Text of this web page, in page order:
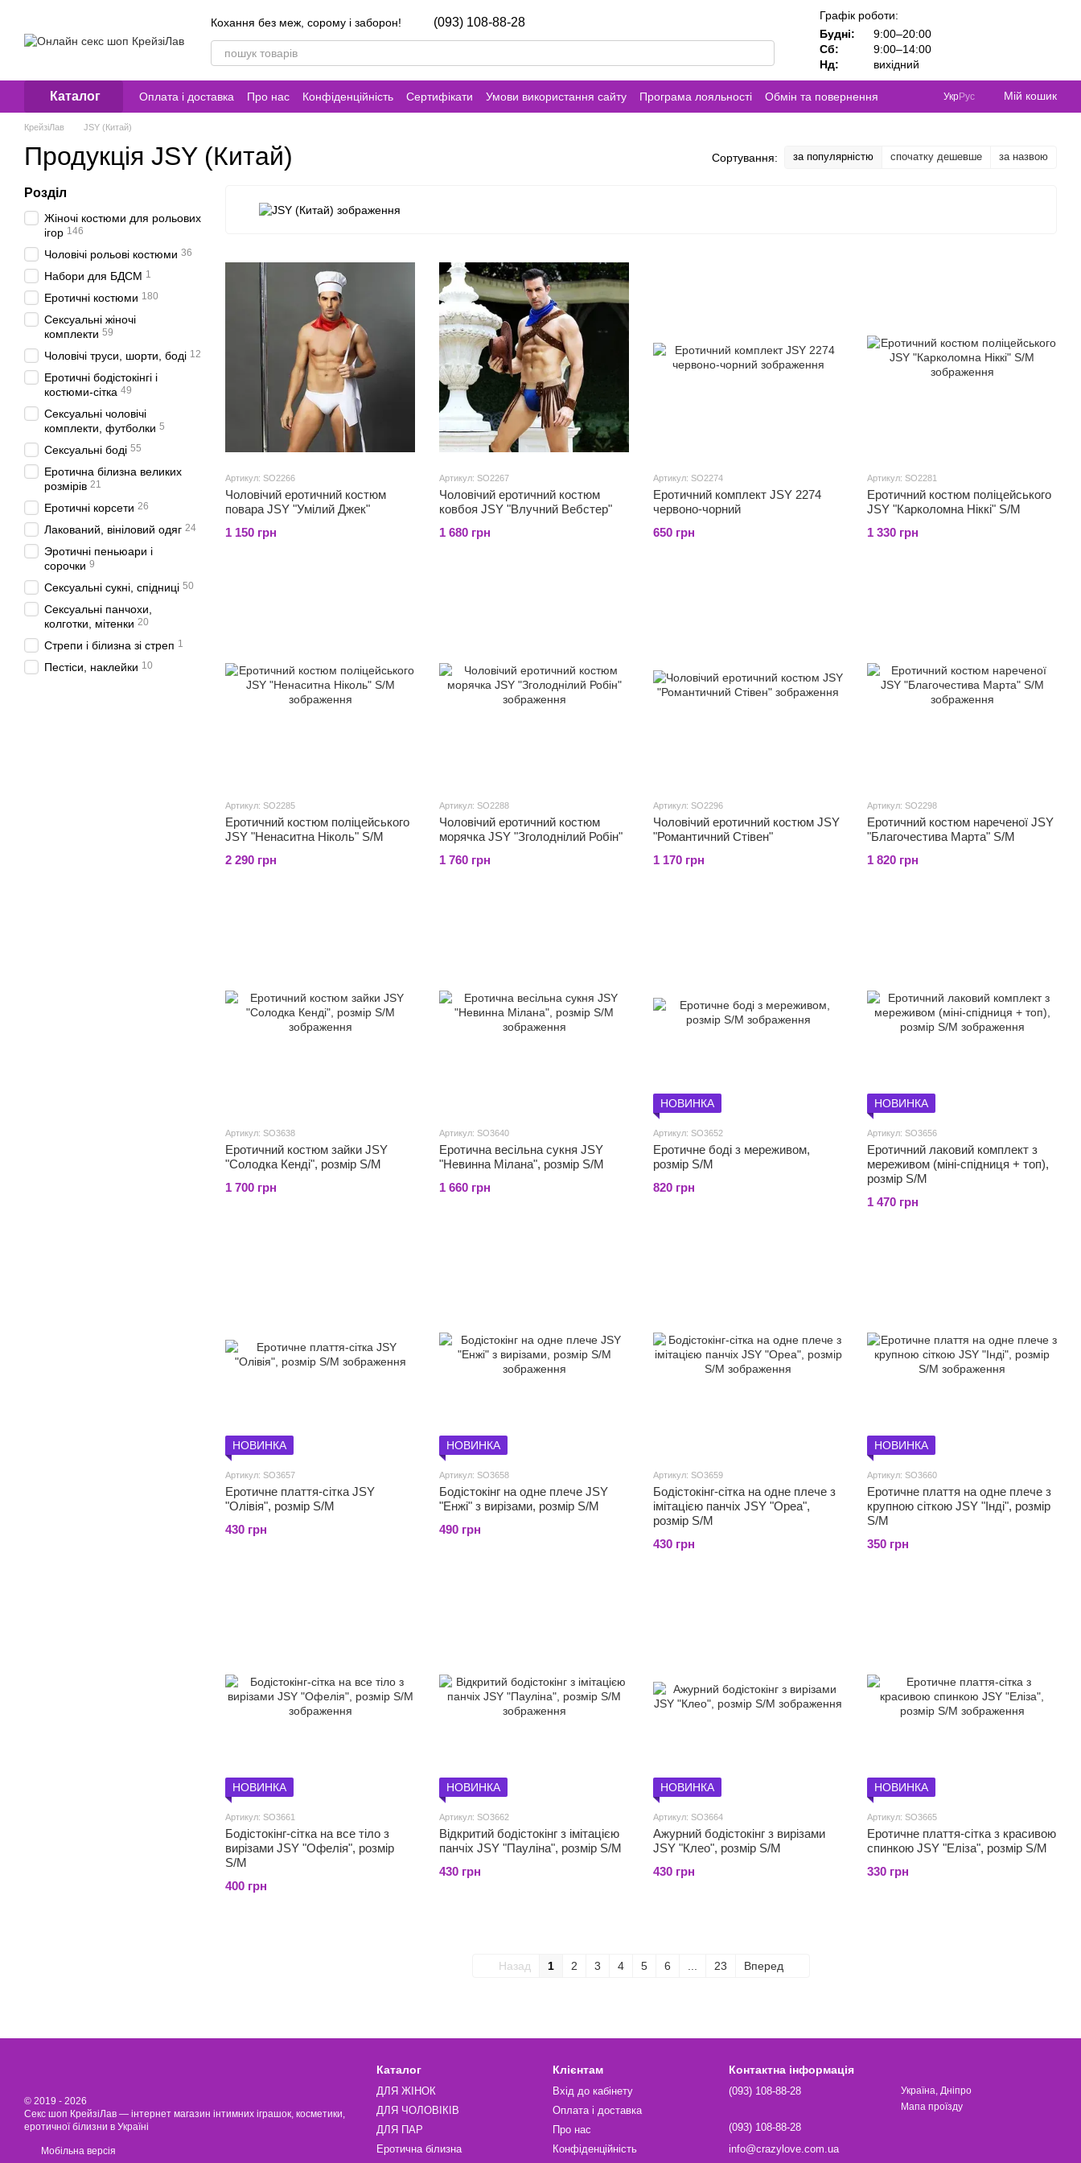
Кохання без меж, сорому і заборон!
(093) 108-88-28
Графік роботи:
Будні:
9:00–20:00
Сб:
9:00–14:00
Нд:
вихідний
Каталог Оплата і доставка Про нас Конфіденційність Сертифікати Умови використання сайту Програма лояльності
Обмін та повернення
Контакти
УкрРус Мій кошик
КрейзіЛав JSY (Китай)
Продукція JSY (Китай) Сортування: за популярністю спочатку дешевше за назвою
Артикул: SO2266
Чоловічий еротичний костюм
повара JSY "Умілий Джек"
1 150 грн
Артикул: SO2267
Чоловічий еротичний костюм
ковбоя JSY "Влучний Вебстер"
1 680 грн
Артикул: SO2274
Еротичний комплект JSY 2274
червоно-чорний
650 грн
Артикул: SO2281
Еротичний костюм поліцейського
JSY "Карколомна Ніккі" S/M
1 330 грн
Артикул: SO2285
Еротичний костюм поліцейського
JSY "Ненаситна Ніколь" S/M
2 290 грн
Артикул: SO2288
Чоловічий еротичний костюм
морячка JSY "Зголоднілий Робін"
1 760 грн
Артикул: SO2296
Чоловічий еротичний костюм JSY
"Романтичний Стівен"
1 170 грн
Артикул: SO2298
Еротичний костюм нареченої JSY
"Благочестива Марта" S/M
1 820 грн
Артикул: SO3638
Еротичний костюм зайки JSY
"Солодка Кенді", розмір S/M
1 700 грн
Артикул: SO3640
Еротична весільна сукня JSY
"Невинна Мілана", розмір S/M
1 660 грн
НОВИНКА
Артикул: SO3652
Еротичне боді з мереживом,
розмір S/M
820 грн
НОВИНКА
Артикул: SO3656
Еротичний лаковий комплект з
мереживом (міні-спідниця + топ),
розмір S/M
1 470 грн
НОВИНКА
Артикул: SO3657
Еротичне плаття-сітка JSY
"Олівія", розмір S/M
430 грн
НОВИНКА
Артикул: SO3658
Бодістокінг на одне плече JSY
"Енжі" з вирізами, розмір S/M
490 грн
Артикул: SO3659
Бодістокінг-сітка на одне плече з
імітацією панчіх JSY "Ореа",
розмір S/M
430 грн
НОВИНКА
Артикул: SO3660
Еротичне плаття на одне плече з
крупною сіткою JSY "Інді", розмір
S/M
350 грн
НОВИНКА
Артикул: SO3661
Бодістокінг-сітка на все тіло з
вирізами JSY "Офелія", розмір
S/M
400 грн
НОВИНКА
Артикул: SO3662
Відкритий бодістокінг з імітацією
панчіх JSY "Пауліна", розмір S/M
430 грн
НОВИНКА
Артикул: SO3664
Ажурний бодістокінг з вирізами
JSY "Клео", розмір S/M
430 грн
НОВИНКА
Артикул: SO3665
Еротичне плаття-сітка з красивою
спинкою JSY "Еліза", розмір S/M
330 грн
Назад 1 2 3 4 5 6 ... 23 Вперед
Розділ
Жіночі костюми для рольових
ігор 146
Чоловічі рольові костюми 36
Набори для БДСМ 1
Еротичні костюми 180
Сексуальні жіночі
комплекти 59
Чоловічі труси, шорти, боді 12
Еротичні бодістокінгі і
костюми-сітка 49
Сексуальні чоловічі
комплекти, футболки 5
Сексуальні боді 55
Еротична білизна великих
розмірів 21
Еротичні корсети 26
Лакований, вініловий одяг 24
Эротичні пеньюари і
сорочки 9
Сексуальні сукні, спідниці 50
Сексуальні панчохи,
колготки, мітенки 20
Стрепи і білизна зі стреп 1
Пестіси, наклейки 10
© 2019 - 2026
Секс шоп КрейзіЛав — інтернет магазин інтимних іграшок, косметики,
еротичної білизни в Україні
Мобільна версія
Каталог
ДЛЯ ЖІНОК
ДЛЯ ЧОЛОВІКІВ
ДЛЯ ПАР
Еротична білизна
Клієнтам
Вхід до кабінету
Оплата і доставка
Про нас
Конфіденційність
Контактна інформація
(093) 108-88-28
(093) 108-88-28
info@crazylove.com.ua
Україна, Дніпро
Мапа проїзду